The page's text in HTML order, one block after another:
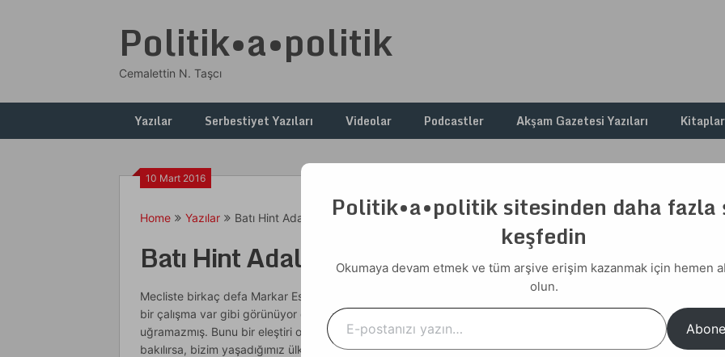
Politik•a•politik
Cemalettin N. Taşcı
Yazılar Serbestiyet Yazıları Videolar Podcastler Akşam Gazetesi Yazıları Kitaplar
10 Mart 2016
Home Yazılar Batı Hint Adalarından…
Batı Hint Adalarından…
Mecliste birkaç defa Markar Esayan’ın odasının önünden geçtim. Kapısı hep açık olan odada hummalı
bir çalışma var gibi görünüyor dışarıdan. Ama çalışanlar danışmanları, Esayan Meclisteki odasına pek
uğramazmış. Bunu bir eleştiri olarak söylemiyorum, zaten ben de olsam uğramazdım. Yazdıklarına
bakılırsa, bizim yaşadığımız ülkeyi ve mecbur olduğumuz gerçekliği hiç andırmayan bir yerde yaşıyor.
Politik•a•politik sitesinden daha fazla
keşfedin
Okumaya devam etmek ve tüm arşive erişim kazanmak için hemen
olun.
E-postanızı yazın…